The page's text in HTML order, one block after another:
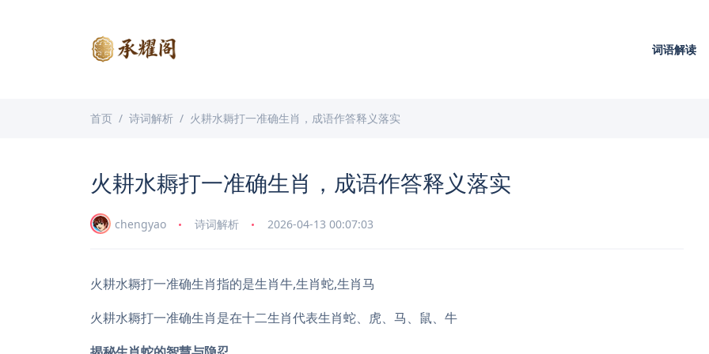
词语解读
首页 诗词解析 火耕水耨打一准确生肖，成语作答释义落实
火耕水耨打一准确生肖，成语作答释义落实
chengyao 诗词解析 2026-04-13 00:07:03
火耕水耨打一准确生肖指的是生肖牛,生肖蛇,生肖马
火耕水耨打一准确生肖是在十二生肖代表生肖蛇、虎、马、鼠、牛